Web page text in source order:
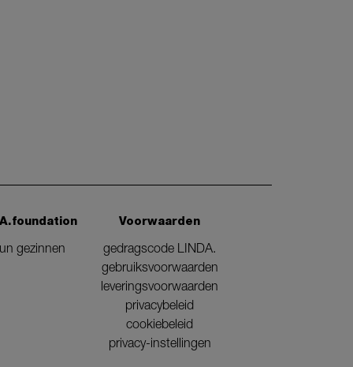
gezinnen
Voorwaarden
gedragscode LINDA.
gebruiksvoorwaarden
leveringsvoorwaarden
privacybeleid
cookiebeleid
privacy-instellingen